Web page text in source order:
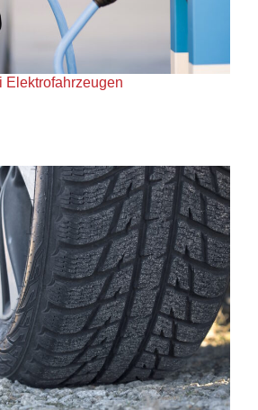
Elektrofahrzeugen